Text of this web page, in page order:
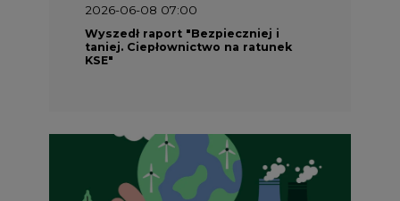
2026-06-08 07:00
Wyszedł raport "Bezpieczniej i
taniej. Ciepłownictwo na ratunek
KSE"